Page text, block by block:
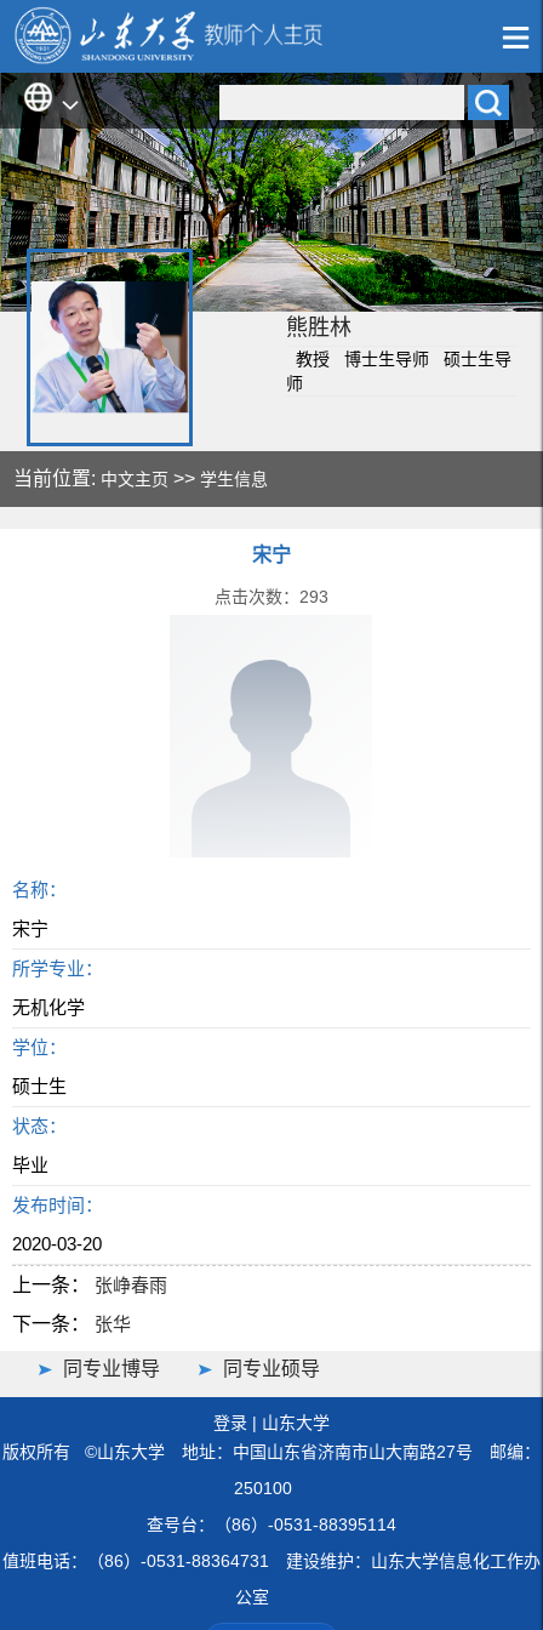
熊胜林
教授 博士生导师 硕士生导
师
当前位置: 中文主页 >>学生信息
宋宁
点击次数： 293
名称：
宋宁
所学专业：
无机化学
学位：
硕士生
状态：
毕业
发布时间：
2020-03-20
上一条：
张峥春雨
下一条：
张华
同专业博导 同专业硕导
登录 | 山东大学
版权所有 ©山东大学 地址：中国山东省济南市山大南路27号 邮编：
250100
查号台：（86）-0531-88395114
值班电话：（86）-0531-88364731 建设维护：山东大学信息化工作办
公室